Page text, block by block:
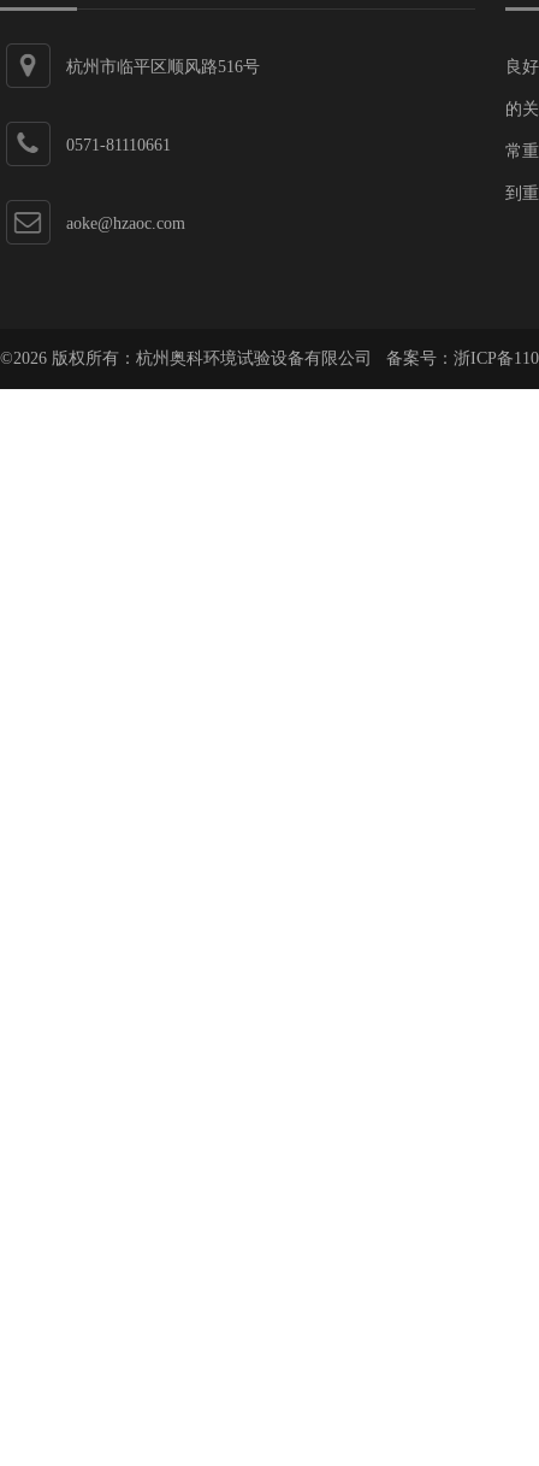
杭州市临平区顺风路516号
0571-81110661
aoke@hzaoc.com
良
的
常
到
©2026 版权所有：杭州奥科环境试验设备有限公司 备案号： 浙ICP备